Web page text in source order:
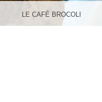
LE CAFÉ BROCOLI